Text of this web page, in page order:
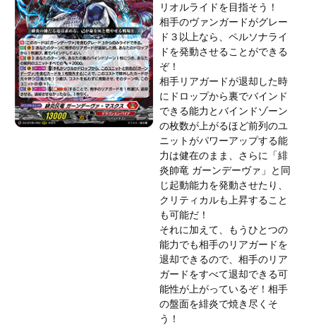
リオルライドを目指そう！
相手のヴァンガードがグレー
ド３以上なら、ペルソナライ
ドを発動させることができる
ぞ！
相手リアガードが退却した時
にドロップから裏でバインド
できる能力とバインドゾーン
の枚数が上がるほど前列のユ
ニットがパワーアップする能
力は健在のまま、さらに「緋
炎帥竜 ガーンデーヴァ」と同
じ起動能力を発動させたり、
クリティカルも上昇すること
も可能だ！
それに加えて、もうひとつの
能力でも相手のリアガードを
退却できるので、相手のリア
ガードをすべて退却できる可
能性が上がっているぞ！相手
の盤面を緋炎で焼き尽くそ
う！